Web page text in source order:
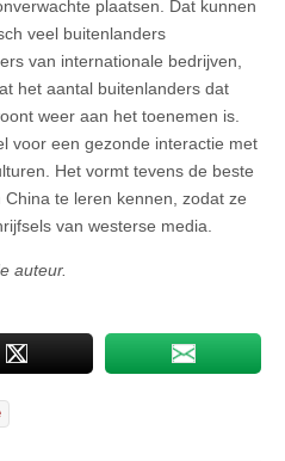
plaatsen. Dat kunnen
veel buitenlanders
van internationale bedrijven,
het aantal buitenlanders dat
weer aan het toenemen is.
voor een gezonde interactie met
Het vormt tevens de beste
te leren kennen, zodat ze
van westerse media.
auteur.